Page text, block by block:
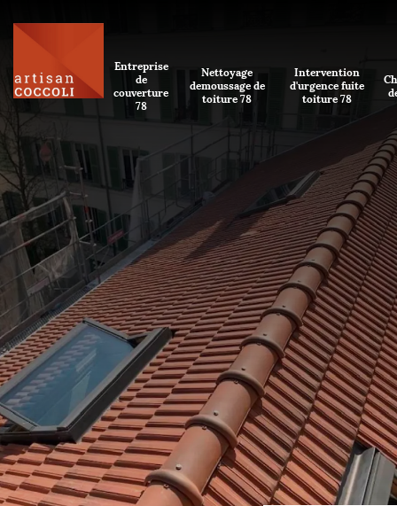
Entreprise
de
couverture
78
Nettoyage
demoussage de
toiture 78
Intervention
d'urgence fuite
toiture 78